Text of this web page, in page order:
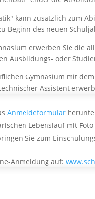
kann zusätzlich zum
Beginn des neuen
erwerben Sie die
Ausbildungs- oder
Gymnasium mit
Assistent
Anmeldeformular
Lebenslauf mit
Sie zum
Anmeldung auf: